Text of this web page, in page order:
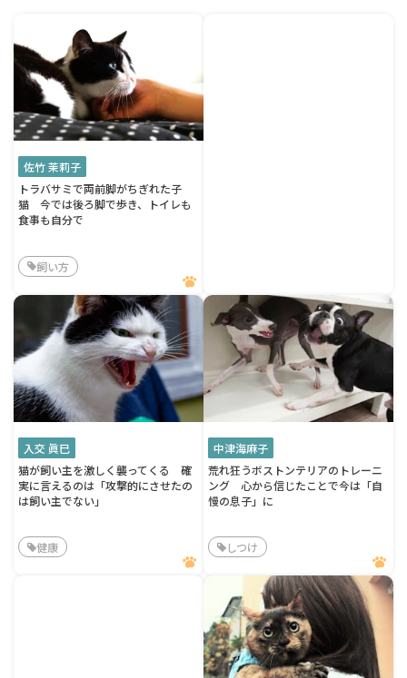
佐竹 茉莉子
トラバサミで両前脚がちぎれた子
猫 今では後ろ脚で歩き、トイレも
食事も自分で
飼い方
入交 眞巳
猫が飼い主を激しく襲ってくる 確
実に言えるのは「攻撃的にさせたの
は飼い主でない」
健康
中津海麻子
荒れ狂うボストンテリアのトレーニ
ング 心から信じたことで今は「自
慢の息子」に
しつけ